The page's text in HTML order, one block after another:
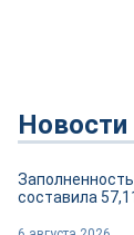
Новости
составила